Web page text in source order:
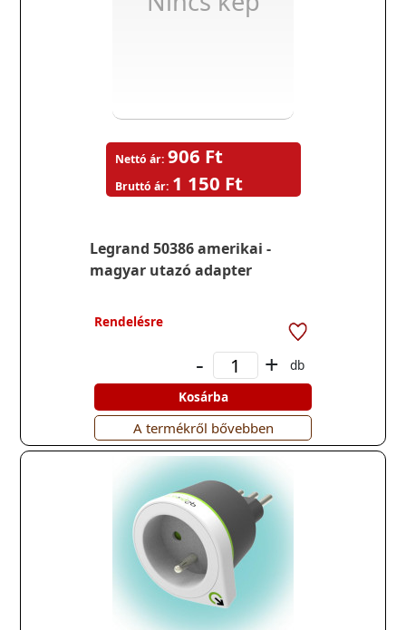
Legrand 50386 amerikai -
magyar utazó adapter
Nettó ár: 906 Ft
Bruttó ár: 1 150 Ft
Rendelésre
- +
db
Kosárba
A termékről bővebben